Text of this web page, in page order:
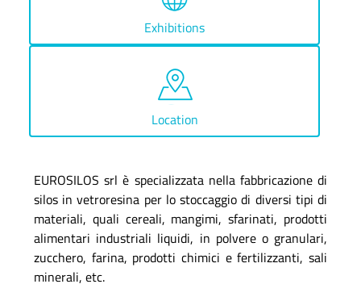
Exhibitions
Location
EUROSILOS srl è specializzata nella fabbricazione di
silos in vetroresina per lo stoccaggio di diversi tipi di
materiali, quali cereali, mangimi, sfarinati, prodotti
alimentari industriali liquidi, in polvere o granulari,
zucchero, farina, prodotti chimici e fertilizzanti, sali
minerali, etc.